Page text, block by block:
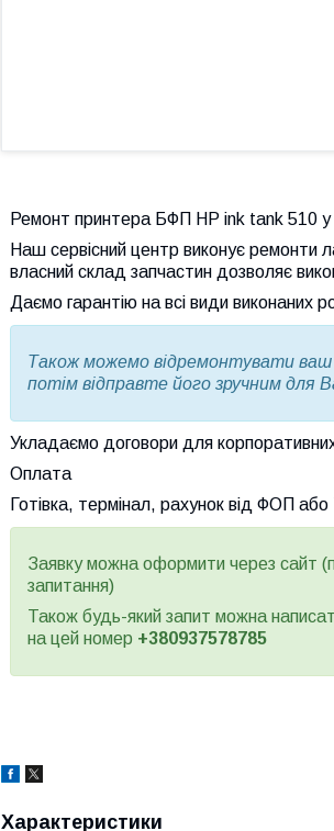
Ремонт принтера БФП HP ink tank 510 у
Наш сервісний центр виконує ремонти
власний склад запчастин дозволяє
Даємо гарантію на всі види виконаних
Також можемо відремонтувати ваш
потім відправте його зручним для
Укладаємо договори для корпоративних
Оплата
Готівка, термінал, рахунок від ФОП
Заявку можна оформити через сайт
запитання)
Також будь-який запит можна
на цей номер +380937578785
Характеристики